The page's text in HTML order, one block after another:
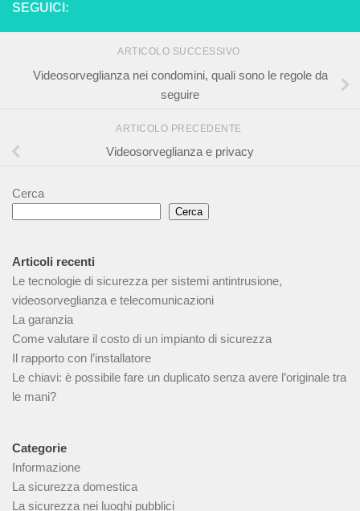
SEGUICI:
ARTICOLO SUCCESSIVO
Videosorveglianza nei condomini, quali sono le regole da
seguire
ARTICOLO PRECEDENTE
Videosorveglianza e privacy
Cerca
Cerca
Articoli recenti
Le tecnologie di sicurezza per sistemi antintrusione,
videosorveglianza e telecomunicazioni
La garanzia
Come valutare il costo di un impianto di sicurezza
Il rapporto con l’installatore
Le chiavi: è possibile fare un duplicato senza avere l’originale tra
le mani?
Categorie
Informazione
La sicurezza domestica
La sicurezza nei luoghi pubblici